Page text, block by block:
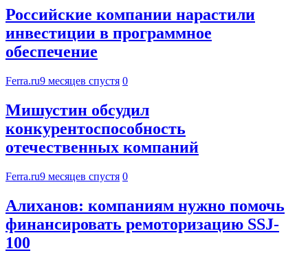
Российские компании нарастили
инвестиции в программное
обеспечение
Ferra.ru9 месяцев спустя 0
Мишустин обсудил
конкурентоспособность
отечественных компаний
Ferra.ru9 месяцев спустя 0
Алиханов: компаниям нужно помочь
финансировать ремоторизацию SSJ-
100